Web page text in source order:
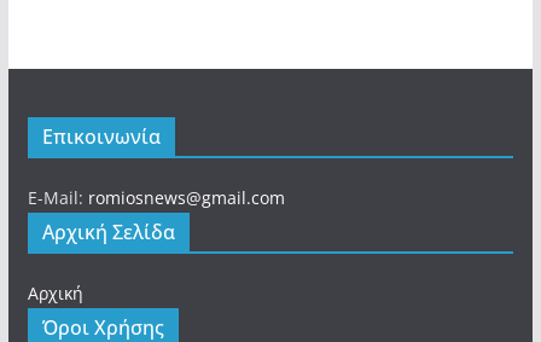
Επικοινωνία
E-Mail: romiosnews@gmail.com
Αρχική Σελίδα
Αρχική
Όροι Χρήσης